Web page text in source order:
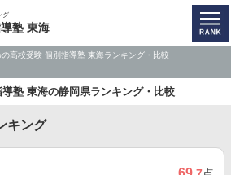
グ
塾 東海
の高校受験 個別指導塾 東海ランキング・比較
導塾 東海の静岡県ランキング・比較
キング